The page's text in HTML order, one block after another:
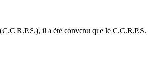
il a été convenu que le C.C.R.P.S.